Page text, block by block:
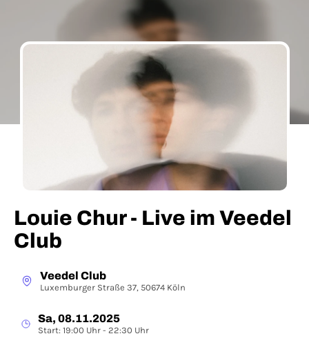
Louie Chur - Live im Veedel
Club
Veedel Club
Luxemburger Straße 37, 50674 Köln
Sa, 08.11.2025
Start: 19:00 Uhr - 22:30 Uhr